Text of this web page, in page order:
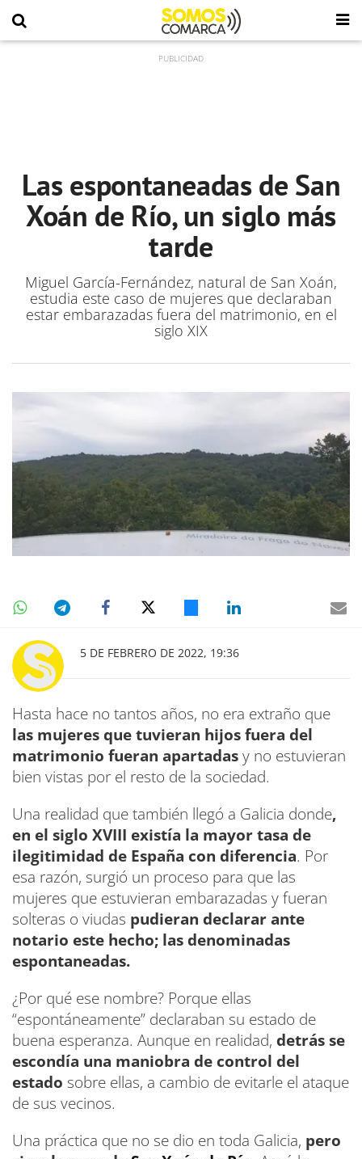
Las espontaneadas de San
Xoán de Río, un siglo más
tarde
Miguel García-Fernández, natural de San Xoán,
estudia este caso de mujeres que declaraban
estar embarazadas fuera del matrimonio, en el
siglo XIX
5 DE FEBRERO DE 2022, 19:36
Hasta hace no tantos años, no era extraño que
las mujeres que tuvieran hijos fuera del
matrimonio fueran apartadasy no estuvieran
bien vistas por el resto de la sociedad.
Una realidad que también llegó a Galicia donde,
en el siglo XVIII existía la mayor tasa de
ilegitimidad de España con diferencia. Por
esa razón, surgió un proceso para que las
mujeres que estuvieran embarazadas y fueran
solteras o viudas pudieran declarar ante
notario este hecho; las denominadas
espontaneadas.
¿Por qué ese nombre? Porque ellas
“espontáneamente” declaraban su estado de
buena esperanza. Aunque en realidad, detrás se
escondía una maniobra de control del
estado sobre ellas, a cambio de evitarle el ataque
de sus vecinos.
Una práctica que no se dio en toda Galicia, pero